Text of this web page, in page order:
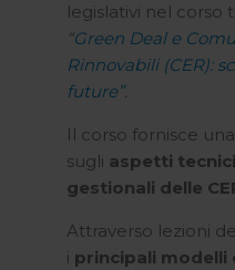
legislativi nel
“Green Deal e
Rinnovabili (CER):
future”.
Il corso fornisce
sugli aspetti
gestionali delle
Attraverso lezioni
i principali modelli